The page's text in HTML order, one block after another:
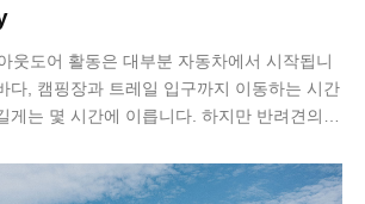
웃도어 활동은 대부분 자동차에서 시작됩니
다, 캠핑장과 트레일 입구까지 이동하는 시간
게는 몇 시간에 이릅니다. 하지만 반려견의